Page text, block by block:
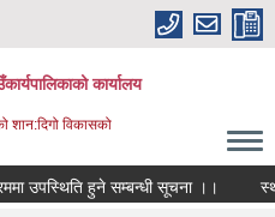
कार्यालय
शान:दिगो विकासको
उपस्थिति हुने सम्बन्धी सूचना ।।